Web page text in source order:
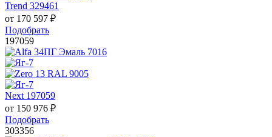
Trend 329461
от 170 597 ₽
Подобрать
197059
Next 197059
от 150 976 ₽
Подобрать
303356